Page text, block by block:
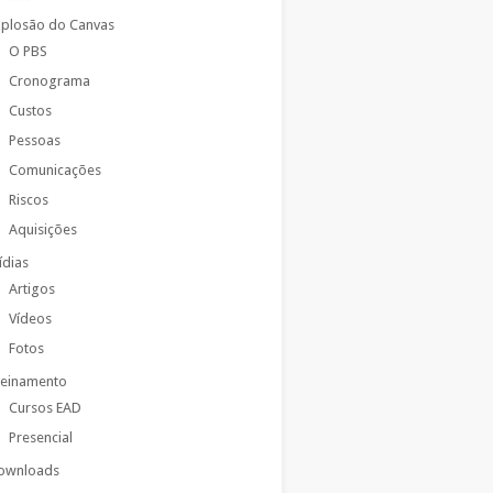
do Canvas
O PBS
Cronograma
Custos
Pessoas
Comunicações
Riscos
Aquisições
Artigos
Vídeos
Fotos
Cursos EAD
Presencial